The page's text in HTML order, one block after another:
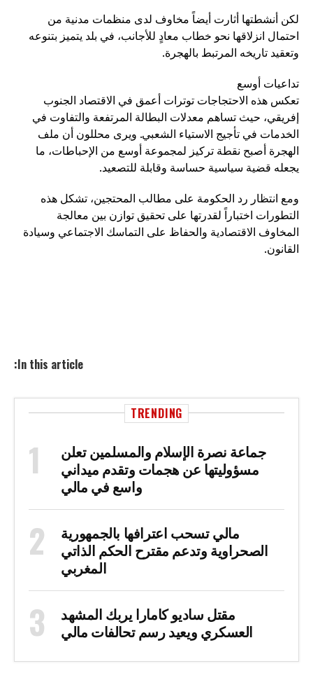
لكن أنشطتها أثارت أيضاً مخاوف لدى منظمات مدنية من
احتمال انزلاقها نحو خطاب معادٍ للأجانب، في بلد يتميز بتنوعه
وتعقيد تاريخه المرتبط بالهجرة.
تداعيات أوسع
تعكس هذه الاحتجاجات توترات أعمق في الاقتصاد الجنوب
إفريقي، حيث تساهم معدلات البطالة المرتفعة والتفاوت في
الخدمات في تأجيج الاستياء الشعبي. ويرى محللون أن ملف
الهجرة أصبح نقطة تركيز لمجموعة أوسع من الإحباطات، ما
يجعله قضية سياسية حساسة وقابلة للتصعيد.
ومع انتظار رد الحكومة على مطالب المحتجين، تشكل هذه
التطورات اختباراً لقدرتها على تحقيق توازن بين معالجة
المخاوف الاقتصادية والحفاظ على التماسك الاجتماعي وسيادة
القانون.
In this article:
TRENDING
جماعة نصرة الإسلام والمسلمين تعلن
مسؤوليتها عن هجمات وتقدم ميداني
واسع في مالي
مالي تسحب اعترافها بالجمهورية
الصحراوية وتدعم مقترح الحكم الذاتي
المغربي
مقتل ساديو كامارا يربك المشهد
العسكري ويعيد رسم تحالفات مالي